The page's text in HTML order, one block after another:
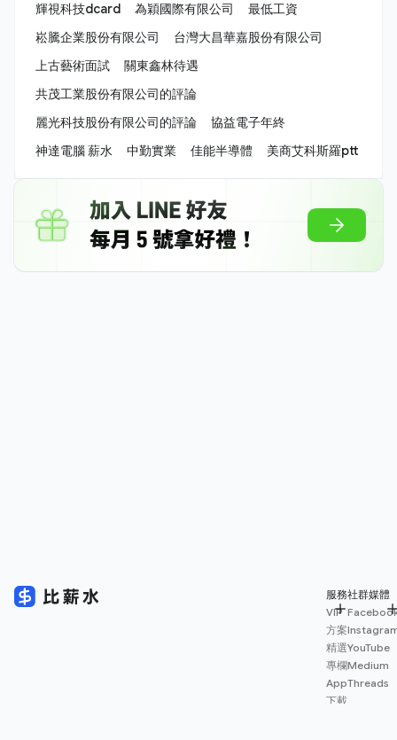
輝視科技dcard
為穎國際有限公司
最低工資
崧騰企業股份有限公司
台灣大昌華嘉股份有限公司
上古藝術面試
關東鑫林待遇
共茂工業股份有限公司的評論
麗光科技股份有限公司的評論
協益電子年終
神達電腦 薪水
中勤實業 佳能半導體 美商艾科斯羅ptt
服務
VIP
方案
精選
專欄
App
下載
社群媒體
YouTube
Medium
Threads